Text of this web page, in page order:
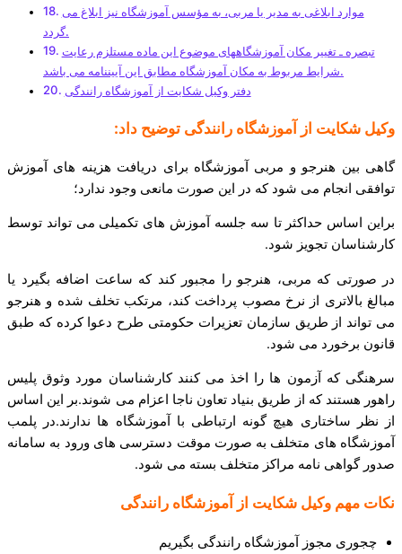
موارد ابلاغی به مدیر یا مربی، به مؤسس آموزشگاه نیز ابلاغ می
گردد.
تبصره ـ تغییر مکان آموزشگاه­های موضوع این ماده مستلزم رعایت
شرایط مربوط به مکان آموزشگاه مطابق این آیین­نامه می باشد.
دفتر وکیل شکایت از آموزشگاه رانندگی
وکیل شکایت از آموزشگاه رانندگی توضیح داد:
گاهی بین هنرجو و مربی آموزشگاه برای دریافت هزینه های آموزش
توافقی انجام می شود که در این صورت مانعی وجود ندارد؛
براین اساس حداکثر تا سه جلسه آموزش های تکمیلی می تواند توسط
کارشناسان تجویز شود.
در صورتی که مربی، هنرجو را مجبور کند که ساعت اضافه بگیرد یا
مبالغ بالاتری از نرخ مصوب پرداخت کند، مرتکب تخلف شده و هنرجو
می تواند از طریق سازمان تعزیرات حکومتی طرح دعوا کرده که طبق
قانون برخورد می شود.
سرهنگی که آزمون ها را اخذ می کنند کارشناسان مورد وثوق پلیس
راهور هستند که از طریق بنیاد تعاون ناجا اعزام می شوند.بر این اساس
از نظر ساختاری هیچ گونه ارتباطی با آموزشگاه ها ندارند.در پلمب
آموزشگاه های متخلف به صورت موقت دسترسی های ورود به سامانه
صدور گواهی نامه مراکز متخلف بسته می شود.
نکات مهم وکیل شکایت از آموزشگاه رانندگی
چجوری مجوز آموزشگاه رانندگی بگیریم